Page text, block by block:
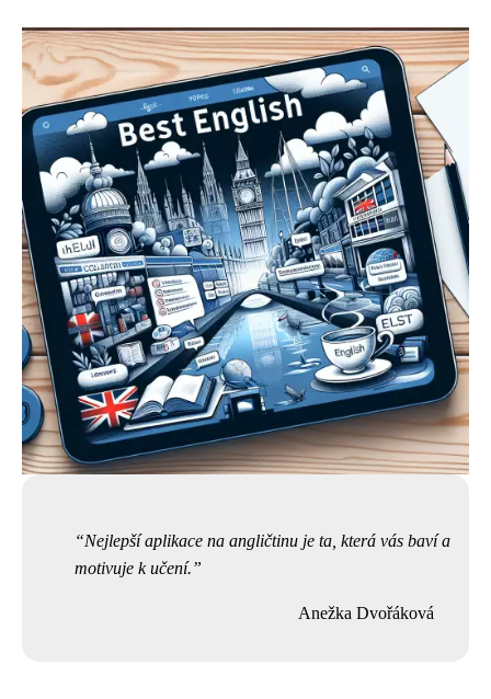
Nejlepší aplikace na angličtinu je ta, která vás baví a
motivuje k učení.
Anežka Dvořáková